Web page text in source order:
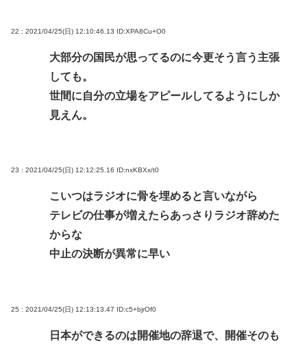
22 : 2021/04/25(日) 12:10:46.13 ID:XPA8Cu+O0
大部分の国民が思ってるのに今更そう言う主張
しても。
世間に自分の立場をアピールしてるようにしか
見えん。
23 : 2021/04/25(日) 12:12:25.16 ID:nxKBXx/t0
こいつはラジオに骨を埋めると言いながら
テレビの仕事が増えたらあっさりラジオ辞めた
からな
中止の決断が異常に早い
25 : 2021/04/25(日) 12:13:13.47 ID:c5+bjrOf0
日本ができるのは開催地の辞退で、開催そのも